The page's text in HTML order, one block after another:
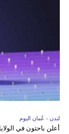
لندن - عُمان اليوم
أعلن باحثون في